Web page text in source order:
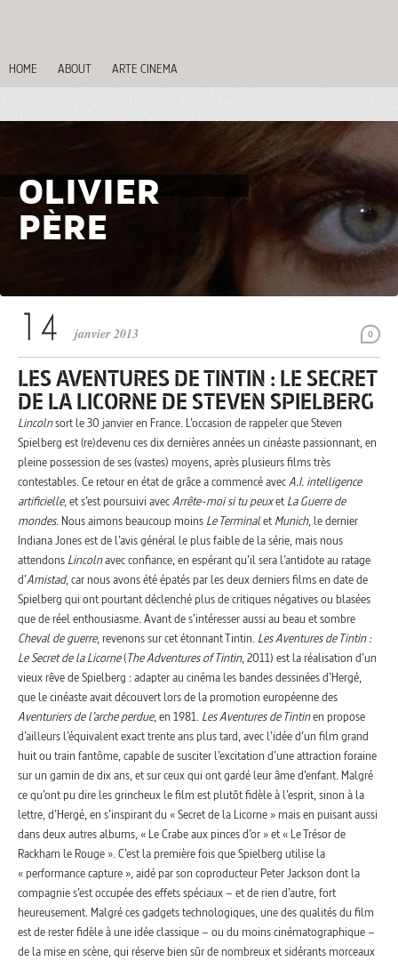
HOME ABOUT ARTE CINEMA
OLIVIER
PÈRE
0
janvier 2013
LES AVENTURES DE TINTIN : LE SECRET
DE LA LICORNE DE STEVEN SPIELBERG
Lincolnsort le 30 janvier en France. L’occasion de rappeler que Steven
Spielberg est (re)devenu ces dix dernières années un cinéaste passionnant, en
pleine possession de ses (vastes) moyens, après plusieurs films très
contestables. Ce retour en état de grâce a commencé avecA.I. intelligence
artificielle, et s’est poursuivi avecArrête-moi si tu peuxet La Guerre de
mondes. Nous aimons beaucoup moins Le Terminalet Munich, le dernier
Indiana Jones est de l’avis général le plus faible de la série, mais nous
attendons Lincolnavec confiance, en espérant qu’il sera l’antidote au ratage
d’Amistad, car nous avons été épatés par les deux derniers films en date de
Spielberg qui ont pourtant déclenché plus de critiques négatives ou blasées
que de réel enthousiasme. Avant de s’intéresser aussi au beau et sombre
Cheval de guerre, revenons sur cet étonnant Tintin. Les Aventures de Tintin :
Le Secret de la Licorne(The Adventures of Tintin, 2011) est la réalisation d’un
vieux rêve de Spielberg : adapter au cinéma les bandes dessinées d’Hergé,
que le cinéaste avait découvert lors de la promotion européenne des
Aventuriers de l’arche perdue, en 1981. Les Aventures de Tintinen propose
d’ailleurs l’équivalent exact trente ans plus tard, avec l’idée d’un film grand
huit ou train fantôme, capable de susciter l’excitation d’une attraction foraine
sur un gamin de dix ans, et sur ceux qui ont gardé leur âme d’enfant. Malgré
ce qu’ont pu dire les grincheux le film est plutôt fidèle à l’esprit, sinon à la
lettre, d’Hergé, en s’inspirant du « Secret de la Licorne » mais en puisant aussi
dans deux autres albums, « Le Crabe aux pinces d’or » et « Le Trésor de
Rackham le Rouge ». C’est la première fois que Spielberg utilise la
« performance capture », aidé par son coproducteur Peter Jackson dont la
compagnie s’est occupée des effets spéciaux – et de rien d’autre, fort
heureusement. Malgré ces gadgets technologiques, une des qualités du film
est de rester fidèle à une idée classique – ou du moins cinématographique –
de la mise en scène, qui réserve bien sûr de nombreux et sidérants morceaux